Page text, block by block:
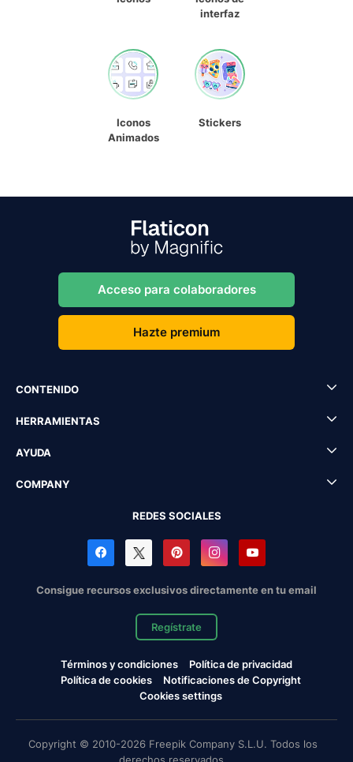
interfaz
Iconos
Animados
Stickers
Acceso para colaboradores
Hazte premium
CONTENIDO
HERRAMIENTAS
AYUDA
COMPANY
REDES SOCIALES
Consigue recursos exclusivos directamente en tu email
Regístrate
Términos y condiciones
Política de privacidad
Política de cookies
Notificaciones de Copyright
Cookies settings
Copyright © 2010-2026 Freepik Company S.L.U. Todos los